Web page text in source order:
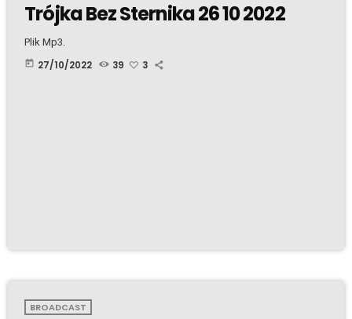
Trójka Bez Sternika 26 10 2022
Plik Mp3.
today 27/10/2022 39 3
BROADCAST